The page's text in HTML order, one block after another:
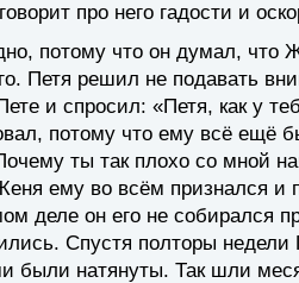
про него гадости и
потому что он думал, что
Петя решил не подавать
и спросил: «Петя, как у
потому что ему всё ещё
ты так плохо со мной
ему во всём признался и
деле он его не собирался
Спустя полторы
были натянуты. Так шли